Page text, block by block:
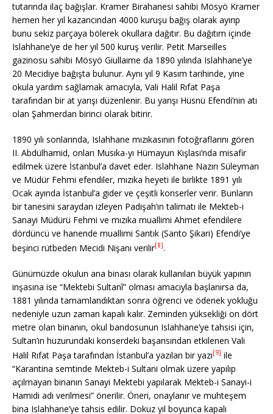
tutarında ilaç bağışlar. Kramer Birahanesi sahibi Mösyö Kramer
hemen her yıl kazancından 4000 kuruşu bağış olarak ayırıp
bunu sekiz parçaya bölerek okullara dağıtır. Bu dağıtım içinde
Islahhane’ye de her yıl 500 kuruş verilir. Petit Marseilles
gazinosu sahibi Mösyö Giullaime da 1890 yılında Islahhane’ye
20 Mecidiye bağışta bulunur. Aynı yıl 9 Kasım tarihinde, yine
okula yardım sağlamak amacıyla, Vali Halil Rıfat Paşa
tarafından bir at yarışı düzenlenir. Bu yarışı Hüsnü Efendi’nin atı
olan Şahmerdan birinci olarak bitirir.
1890 yılı sonlarında, Islahhane mızıkasının fotoğraflarını gören
II. Abdülhamid, onları Musıka-yı Hümayun Kışlası’nda misafir
edilmek üzere İstanbul’a davet eder. Islahhane Nazırı Süleyman
ve Müdür Fehmi efendiler, mızıka heyeti ile birlikte 1891 yılı
Ocak ayında İstanbul’a gider ve çeşitli konserler verir. Bunların
bir tanesini saraydan izleyen Padişah’ın talimatı ile Mekteb-i
Sanayi Müdürü Fehmi ve mızıka muallimi Ahmet efendilere
dördüncü ve hanende muallimi Santık (Santo Şikari) Efendi’ye
beşinci rütbeden Mecidi Nişanı verilir[8].
Günümüzde okulun ana binası olarak kullanılan büyük yapının
inşasına ise “Mektebi Sultanî” olması amacıyla başlanırsa da,
1881 yılında tamamlandıktan sonra öğrenci ve ödenek yokluğu
nedeniyle uzun zaman kapalı kalır. Zeminden yüksekliği on dört
metre olan binanın, okul bandosunun Islahhane’ye tahsisi için,
Sultan’ın huzurundaki konserdeki başarısından etkilenen Vali
Halil Rıfat Paşa tarafından İstanbul’a yazılan bir yazı[9] ile
“Karantina semtinde Mekteb-i Sultani olmak üzere yapılıp
açılmayan binanın Sanayi Mektebi yapılarak Mekteb-i Sanayi-i
Hamidi adı verilmesi” önerilir. Öneri, onaylanır ve muhteşem
bina Islahhane’ye tahsis edilir. Dokuz yıl boyunca kapalı